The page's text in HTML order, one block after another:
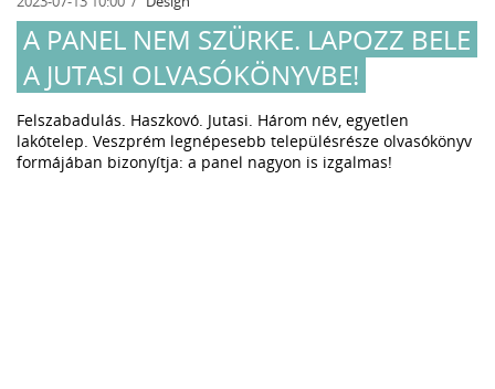
A PANEL NEM SZÜRKE. LAPOZZ BELE
A JUTASI OLVASÓKÖNYVBE!
Felszabadulás. Haszkovó. Jutasi. Három név, egyetlen
lakótelep. Veszprém legnépesebb településrésze olvasókönyv
formájában bizonyítja: a panel nagyon is izgalmas!